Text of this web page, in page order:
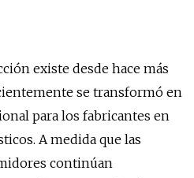
existe desde hace más
se transformó en
para los fabricantes en
A medida que las
continúan